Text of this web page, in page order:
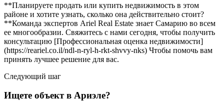
**Планируете продать или купить недвижимость в этом
районе и хотите узнать, сколько она действительно стоит?
‍**Команда экспертов Ariel Real Estate знает Самарию во всем
ее многообразии. Свяжитесь с нами сегодня, чтобы получить
консультацию [Профессиональная оценка недвижимости]
(https://reariel.co.il/ndl-n-ryl-h-rkt-shvvy-nks) Чтобы помочь вам
принять лучшее решение для вас.
Следующий шаг
Ищете объект в Ариэле?